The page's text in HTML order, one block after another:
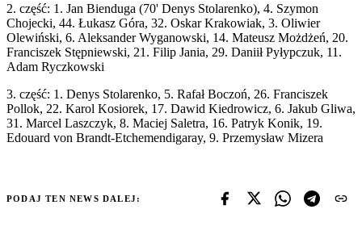
2. część: 1. Jan Bienduga (70' Denys Stolarenko), 4. Szymon
Chojecki, 44. Łukasz Góra, 32. Oskar Krakowiak, 3. Oliwier
Olewiński, 6. Aleksander Wyganowski, 14. Mateusz Możdżeń, 20.
Franciszek Stępniewski, 21. Filip Jania, 29. Daniił Pyłypczuk, 11.
Adam Ryczkowski
3. część: 1. Denys Stolarenko, 5. Rafał Boczoń, 26. Franciszek
Pollok, 22. Karol Kosiorek, 17. Dawid Kiedrowicz, 6. Jakub Gliwa,
31. Marcel Laszczyk, 8. Maciej Saletra, 16. Patryk Konik, 19.
Edouard von Brandt-Etchemendigaray, 9. Przemysław Mizera
PODAJ TEN NEWS DALEJ: